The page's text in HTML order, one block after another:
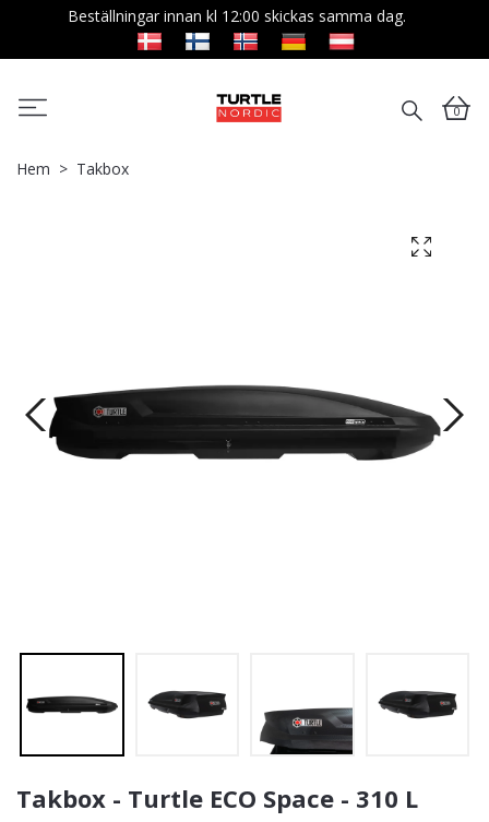
Beställningar innan kl 12:00 skickas samma dag.
0
Hem Takbox
Takbox - Turtle ECO Space - 310 L